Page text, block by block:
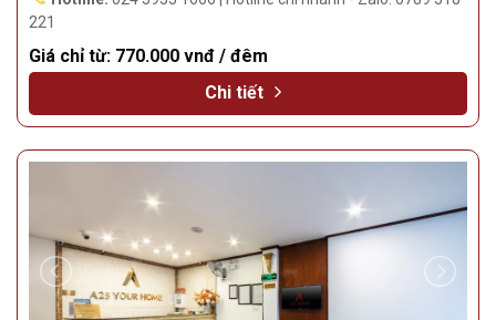
221
Giá chỉ từ: 770.000 vnđ / đêm
Chi tiết